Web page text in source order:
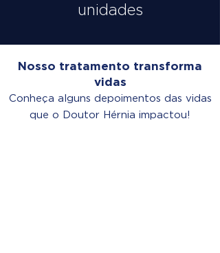
unidades
Nosso tratamento transforma
vidas
Conheça alguns depoimentos das vidas
que o Doutor Hérnia impactou!